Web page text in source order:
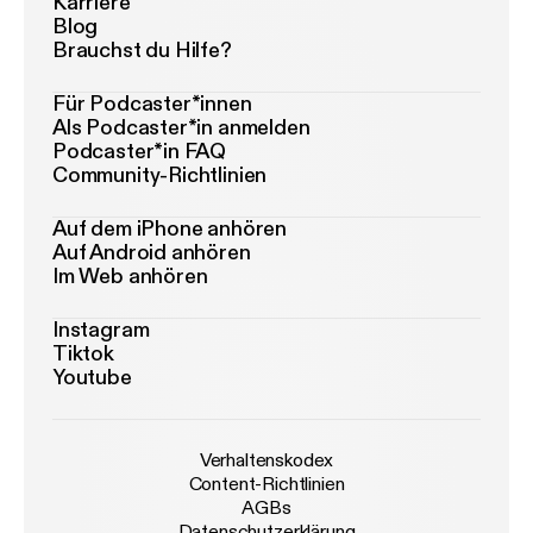
Blog
Brauchst du Hilfe?
Für Podcaster*innen
Als Podcaster*in anmelden
Podcaster*in FAQ
Community-Richtlinien
Auf dem iPhone anhören
Auf Android anhören
Im Web anhören
Instagram
Tiktok
Youtube
Verhaltenskodex
Content-Richtlinien
AGBs